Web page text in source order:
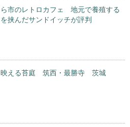
市のレトロカフェ 地元で養殖する
挟んだサンドイッチが評判
映える苔庭 筑西・最勝寺 茨城